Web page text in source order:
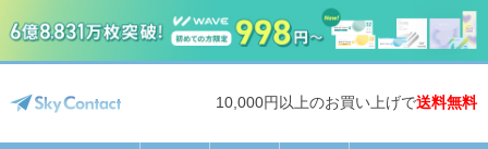
10,000円以上のお買い上げで送料無料